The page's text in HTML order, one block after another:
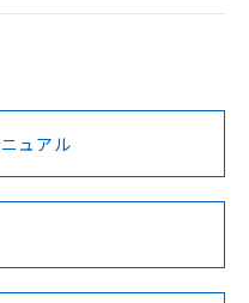
登録
く前に、以下を必ずお読
ュアル